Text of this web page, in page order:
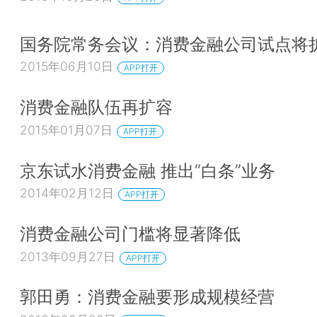
国务院常务会议：消费金融公司试点将
2015年06月10日 APP打开
消费金融队伍再扩容
2015年01月07日 APP打开
京东试水消费金融 推出“白条”业务
2014年02月12日 APP打开
消费金融公司门槛将显著降低
2013年09月27日 APP打开
郭田勇：消费金融要形成规模经营